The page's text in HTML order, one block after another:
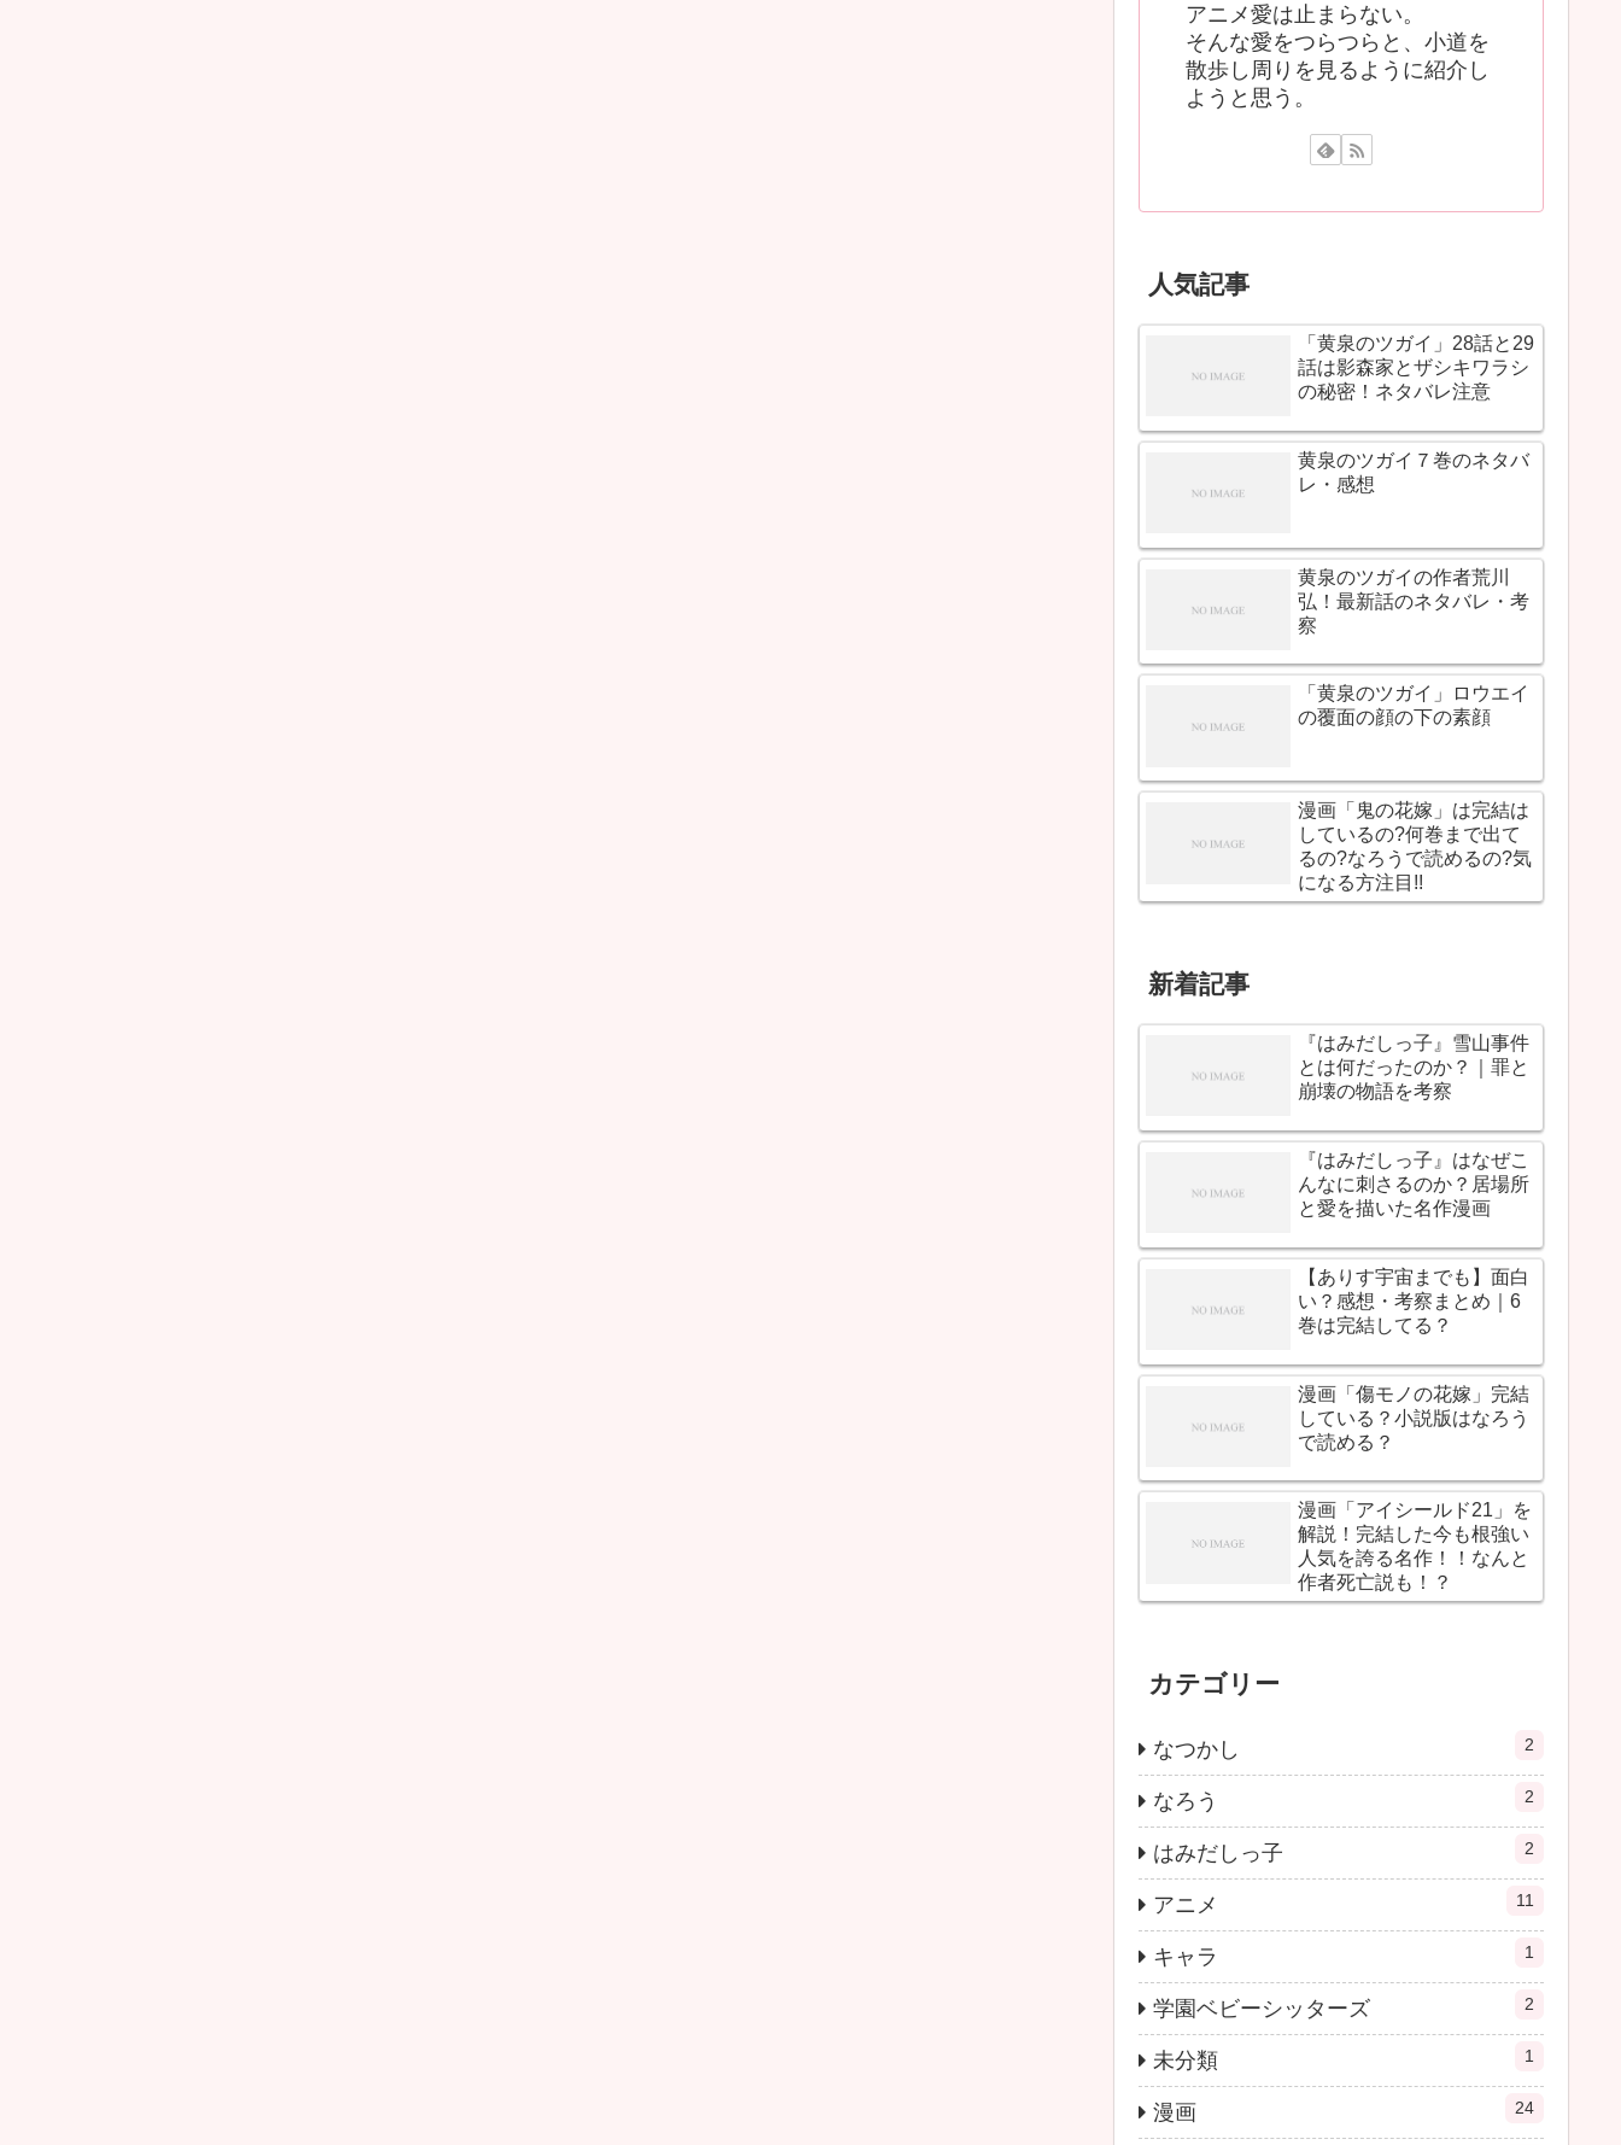
アニメ愛は止まらない。
そんな愛をつらつらと、小道を
散歩し周りを見るように紹介し
ようと思う。
人気記事
「黄泉のツガイ」28話と29
話は影森家とザシキワラシ
の秘密！ネタバレ注意
黄泉のツガイ７巻のネタバ
レ・感想
黄泉のツガイの作者荒川
弘！最新話のネタバレ・考
察
「黄泉のツガイ」ロウエイ
の覆面の顔の下の素顔
漫画「鬼の花嫁」は完結は
しているの?何巻まで出て
るの?なろうで読めるの?気
になる方注目!!
新着記事
『はみだしっ子』雪山事件
とは何だったのか？｜罪と
崩壊の物語を考察
『はみだしっ子』はなぜこ
んなに刺さるのか？居場所
と愛を描いた名作漫画
【ありす宇宙までも】面白
い？感想・考察まとめ｜6
巻は完結してる？
漫画「傷モノの花嫁」完結
している？小説版はなろう
で読める？
漫画「アイシールド21」を
解説！完結した今も根強い
人気を誇る名作！！なんと
作者死亡説も！？
カテゴリー
なつかし 2
なろう 2
はみだしっ子 2
アニメ 11
キャラ 1
学園ベビーシッターズ 2
未分類 1
漫画 24